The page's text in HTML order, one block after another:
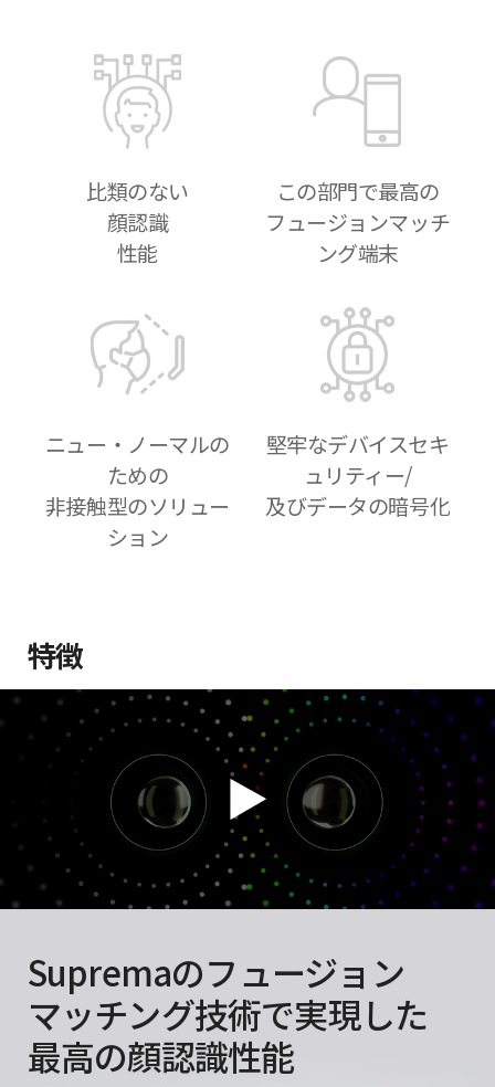
比類のない
顔認識
性能
この部門で最高の
フュージョンマッチ
ング端末
ニュー・ノーマルの
ための
非接触型のソリュー
ション
堅牢なデバイスセキ
ュリティー/
及びデータの暗号化
特徴
Supremaのフュージョン
マッチング技術で実現した
最高の顔認識性能